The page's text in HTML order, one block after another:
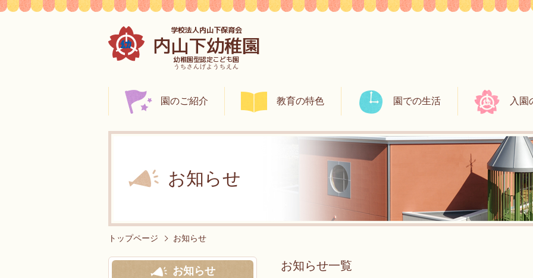
学校法人内山下保育会
内山下幼稚園
幼稚園型認定こども園
うちさんげようちえん
園のご紹介 教育の特色 園での生活 入園
お知らせ
トップページ お知らせ
お知らせ一覧
お知らせ